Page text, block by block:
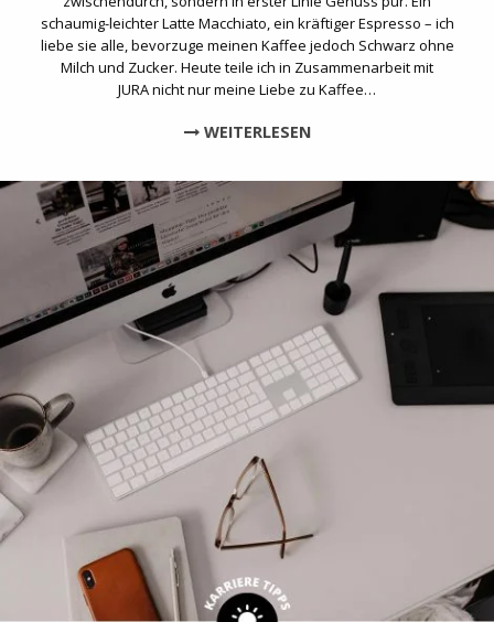
schaumig-leichter Latte Macchiato, ein kräftiger Espresso – ich
liebe sie alle, bevorzuge meinen Kaffee jedoch Schwarz ohne
Milch und Zucker. Heute teile ich in Zusammenarbeit mit
JURA nicht nur meine Liebe zu Kaffee…
WEITERLESEN